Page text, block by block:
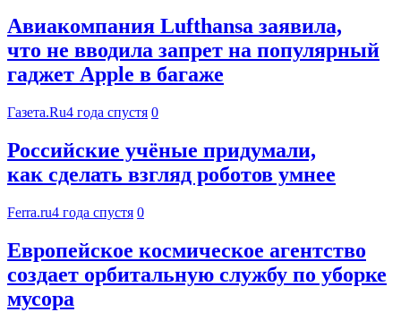
Авиакомпания Lufthansa заявила,
что не вводила запрет на популярный
гаджет Apple в багаже
Газета.Ru4 года спустя 0
Российские учёные придумали,
как сделать взгляд роботов умнее
Ferra.ru4 года спустя 0
Европейское космическое агентство
создает орбитальную службу по уборке
мусора